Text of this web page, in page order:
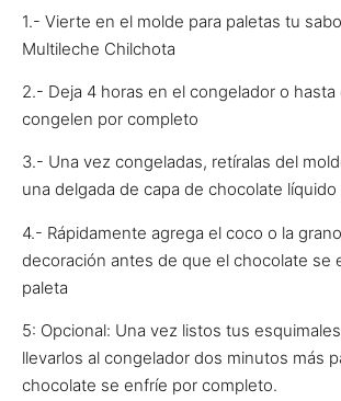
1.- Vierte en el molde para paletas tu
Multileche Chilchota
2.- Deja 4 horas en el congelador o hasta
congelen por completo
3.- Una vez congeladas, retíralas del
una delgada de capa de chocolate líquido
4.- Rápidamente agrega el coco o la
decoración antes de que el chocolate se
paleta
5: Opcional: Una vez listos tus
llevarlos al congelador dos minutos más
chocolate se enfríe por completo.